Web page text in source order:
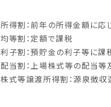
所得割：前年の所得金額に応
均等割：定額で課税
利子割：預貯金の利子等に課
配当割：上場株式等の配当
株式等譲渡所得割：源泉徴